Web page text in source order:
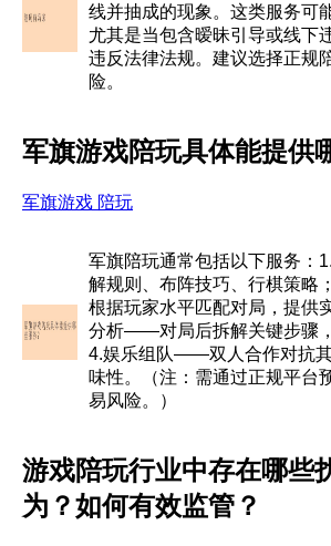
线并抽成的现象。这类服务可
尤其是当包含暧昧引导或线下
违反法律法规。建议选择正规
险。
军旗游戏陪玩具体能提供
军旗游戏 陪玩
军旗陪玩通常包括以下服务
解规则、布阵技巧、行棋策
根据玩家水平匹配对局，提供
分析——对局后拆解关键步骤
4.娱乐组队——双人合作对抗
味性。（注：需通过正规平台
易风险。）
游戏陪玩行业中存在哪些
为？如何有效监管？